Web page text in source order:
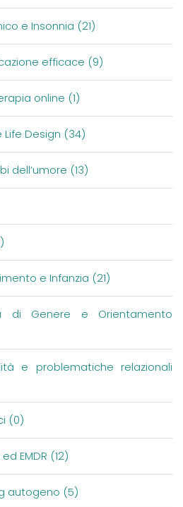
e Insonnia (21)
efficace (9)
online (1)
Design (34)
dell’umore (13)
e Infanzia (21)
di Genere e Orientamento
e problematiche relazionali
(0)
EMDR (12)
autogeno (5)